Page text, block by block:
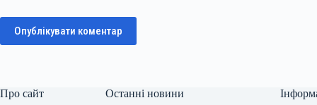
Опублікувати коментар
Про сайт Останні новини